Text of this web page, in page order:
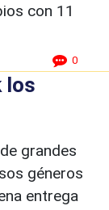
con 11
0
los
grandes
géneros
entrega